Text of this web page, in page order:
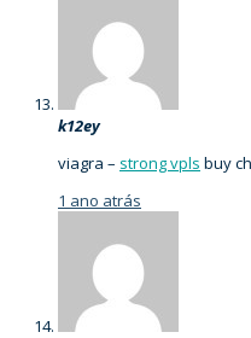
k12ey
viagra – strong vpls buy
1 ano atrás